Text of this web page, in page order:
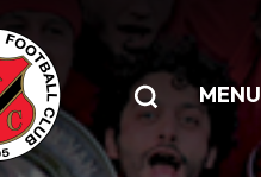
MENU